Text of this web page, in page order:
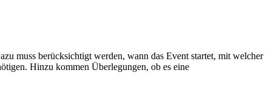
muss berücksichtigt werden, wann das Event startet, mit welcher
Hinzu kommen Überlegungen, ob es eine